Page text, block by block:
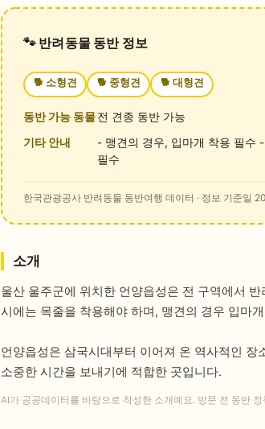
🐾 반려동물 동반 정보
🐕 소형견 🐕 중형견 🐕 대형견
동반 가능 동물전 견종 동반 가능
기타 안내
- 맹견의 경우, 입마개 착용 필수
필수
한국관광공사 반려동물 동반여행 데이터 · 정보 기준일
소개
울산 울주군에 위치한 언양읍성은 전 구역에서
시에는 목줄을 착용해야 하며, 맹견의 경우 입마
언양읍성은 삼국시대부터 이어져 온 역사적인
소중한 시간을 보내기에 적합한 곳입니다.
AI가 공공데이터를 바탕으로 작성한 소개예요. 방문 전 동반